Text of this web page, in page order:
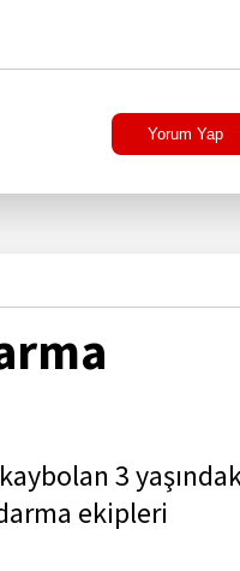
Yorum Yap
3
ekipleri